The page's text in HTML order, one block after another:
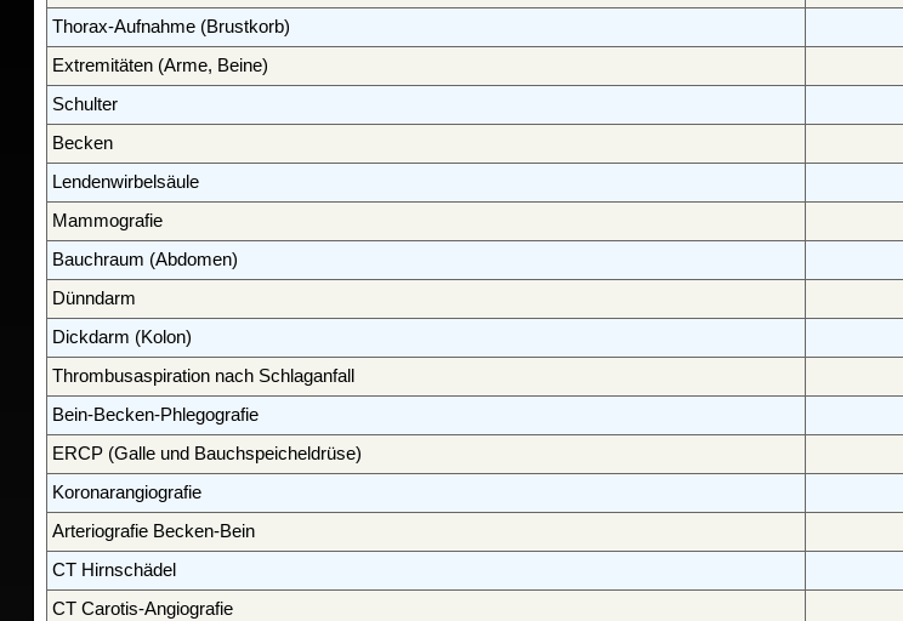
Thorax-Aufnahme (Brustkorb)
Extremitäten (Arme, Beine)
Schulter
Becken
Lendenwirbelsäule
Mammografie
Bauchraum (Abdomen)
Dünndarm
Dickdarm (Kolon)
Thrombusaspiration nach Schlaganfall
Bein-Becken-Phlegografie
ERCP (Galle und Bauchspeicheldrüse)
Koronarangiografie
Arteriografie Becken-Bein
CT Hirnschädel
CT Carotis-Angiografie